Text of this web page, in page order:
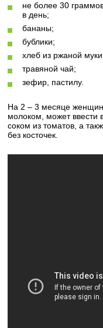
не более 30
в день;
бананы;
бублики;
хлеб из ржаной
травяной чай;
зефир, пастилу.
На 2 – 3 месяце
молоком, может ввести
соком из томатов, а
без косточек.